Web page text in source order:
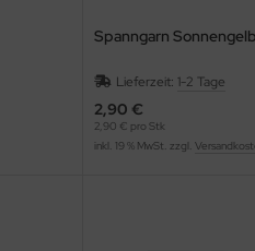
Spanngarn
Lieferzeit: 1-2 Tage
2,90 €
2,90 € pro Stk
inkl. 19 % MwSt. zzgl.